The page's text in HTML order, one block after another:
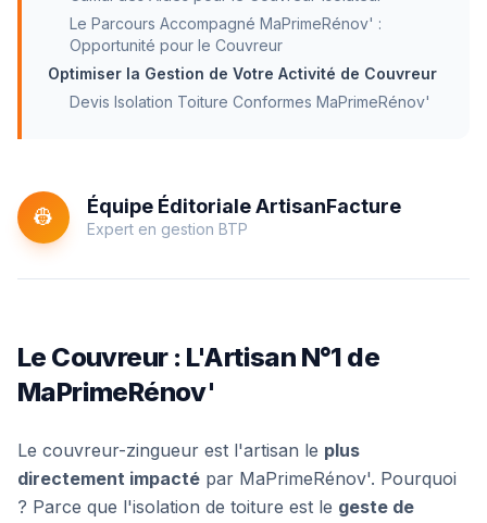
Le Parcours Accompagné MaPrimeRénov' :
Opportunité pour le Couvreur
Optimiser la Gestion de Votre Activité de Couvreur
Devis Isolation Toiture Conformes MaPrimeRénov'
👷 Équipe Éditoriale ArtisanFacture
Expert en gestion BTP
Le Couvreur : L'Artisan N°1 de
MaPrimeRénov'
Le couvreur-zingueur est l'artisan le plus
directement impacté par MaPrimeRénov'. Pourquoi
? Parce que l'isolation de toiture est le geste de